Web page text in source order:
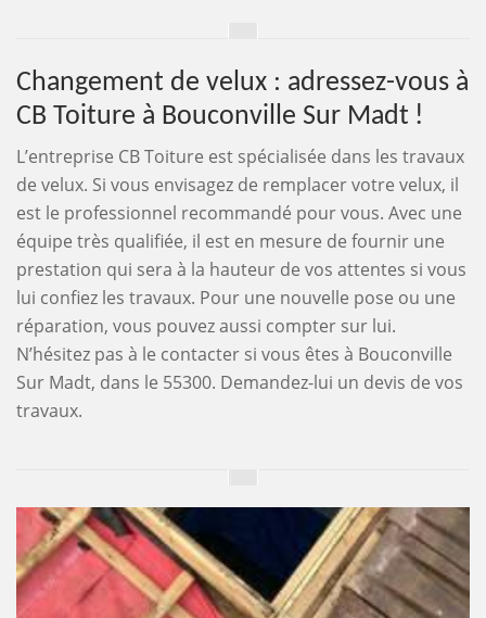
Changement de velux : adressez-vous à
CB Toiture à Bouconville Sur Madt !
L’entreprise CB Toiture est spécialisée dans les travaux
de velux. Si vous envisagez de remplacer votre velux, il
est le professionnel recommandé pour vous. Avec une
équipe très qualifiée, il est en mesure de fournir une
prestation qui sera à la hauteur de vos attentes si vous
lui confiez les travaux. Pour une nouvelle pose ou une
réparation, vous pouvez aussi compter sur lui.
N’hésitez pas à le contacter si vous êtes à Bouconville
Sur Madt, dans le 55300. Demandez-lui un devis de vos
travaux.